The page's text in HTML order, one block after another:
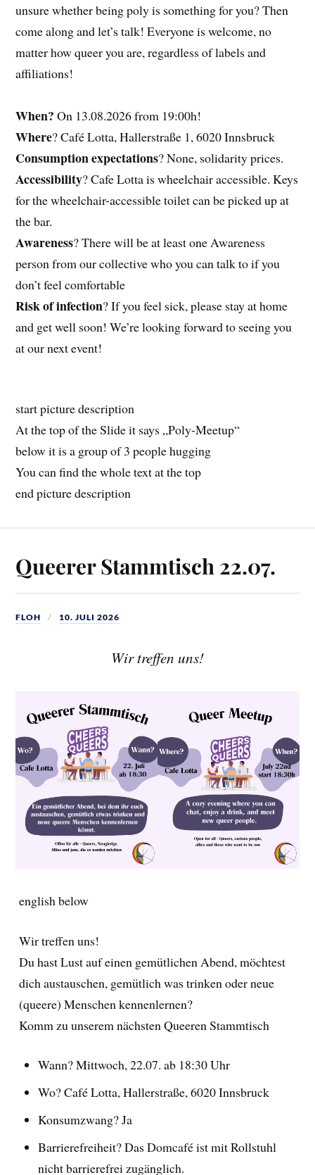
unsure whether being poly is something for you? Then
come along and let’s talk! Everyone is welcome, no
matter how queer you are, regardless of labels and
affiliations!
When? On 13.08.2026 from 19:00h!
Where? Café Lotta, Hallerstraße 1, 6020 Innsbruck
Consumption expectations? None, solidarity prices.
Accessibility? Cafe Lotta is wheelchair accessible. Keys
for the wheelchair-accessible toilet can be picked up at
the bar.
Awareness? There will be at least one Awareness
person from our collective who you can talk to if you
don’t feel comfortable
Risk of infection? If you feel sick, please stay at home
and get well soon! We’re looking forward to seeing you
at our next event!
start picture description
At the top of the Slide it says „Poly-Meetup“
below it is a group of 3 people hugging
You can find the whole text at the top
end picture description
Queerer Stammtisch 22.07.
FLOH 10. JULI 2026
Wir treffen uns!
english below
Wir treffen uns!
Du hast Lust auf einen gemütlichen Abend, möchtest
dich austauschen, gemütlich was trinken oder neue
(queere) Menschen kennenlernen?
Komm zu unserem nächsten Queeren Stammtisch
Wann? Mittwoch, 22.07. ab 18:30 Uhr
Wo? Café Lotta, Hallerstraße, 6020 Innsbruck
Konsumzwang? Ja
Barrierefreiheit? Das Domcafé ist mit Rollstuhl
nicht barrierefrei zugänglich.